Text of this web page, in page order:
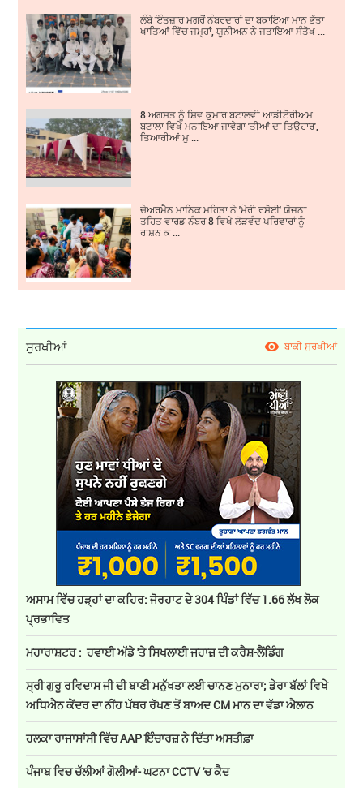
ਲੰਬੇ ਇੰਤਜ਼ਾਰ ਮਗਰੋਂ ਨੰਬਰਦਾਰਾਂ ਦਾ ਬਕਾਇਆ ਮਾਨ ਭੱਤਾ
ਖਾਤਿਆਂ ਵਿੱਚ ਜਮ੍ਹਾਂ, ਯੂਨੀਅਨ ਨੇ ਜਤਾਇਆ ਸੰਤੋਖ ...
8 ਅਗਸਤ ਨੂੰ ਸ਼ਿਵ ਕੁਮਾਰ ਬਟਾਲਵੀ ਆਡੀਟੋਰੀਅਮ
ਬਟਾਲਾ ਵਿਖੇ ਮਨਾਇਆ ਜਾਵੇਗਾ 'ਤੀਆਂ ਦਾ ਤਿਉਹਾਰ',
ਤਿਆਰੀਆਂ ਮੁ ...
ਚੇਅਰਮੈਨ ਮਾਨਿਕ ਮਹਿਤਾ ਨੇ 'ਮੇਰੀ ਰਸੋਈ' ਯੋਜਨਾ
ਤਹਿਤ ਵਾਰਡ ਨੰਬਰ 8 ਵਿਖੇ ਲੋੜਵੰਦ ਪਰਿਵਾਰਾਂ ਨੂੰ
ਰਾਸ਼ਨ ਕ ...
ਸੁਰਖੀਆਂ ਬਾਕੀ ਸੁਰਖੀਆਂ
ਅਸਾਮ ਵਿੱਚ ਹੜ੍ਹਾਂ ਦਾ ਕਹਿਰ: ਜੋਰਹਾਟ ਦੇ 304 ਪਿੰਡਾਂ ਵਿੱਚ 1.66 ਲੱਖ ਲੋਕ
ਪ੍ਰਭਾਵਿਤ
ਮਹਾਰਾਸ਼ਟਰ : ਹਵਾਈ ਅੱਡੇ 'ਤੇ ਸਿਖਲਾਈ ਜਹਾਜ਼ ਦੀ ਕਰੈਸ਼-ਲੈਂਡਿੰਗ
ਸ੍ਰੀ ਗੁਰੂ ਰਵਿਦਾਸ ਜੀ ਦੀ ਬਾਣੀ ਮਨੁੱਖਤਾ ਲਈ ਚਾਨਣ ਮੁਨਾਰਾ; ਡੇਰਾ ਬੱਲਾਂ ਵਿਖੇ
ਅਧਿਐਨ ਕੇਂਦਰ ਦਾ ਨੀਂਹ ਪੱਥਰ ਰੱਖਣ ਤੋਂ ਬਾਅਦ CM ਮਾਨ ਦਾ ਵੱਡਾ ਐਲਾਨ
ਹਲਕਾ ਰਾਜਾਸਾਂਸੀ ਵਿੱਚ AAP ਇੰਚਾਰਜ਼ ਨੇ ਦਿੱਤਾ ਅਸਤੀਫ਼ਾ
ਪੰਜਾਬ ਵਿਚ ਚੱਲੀਆਂ ਗੋਲੀਆਂ- ਘਟਨਾ CCTV 'ਚ ਕੈਦ